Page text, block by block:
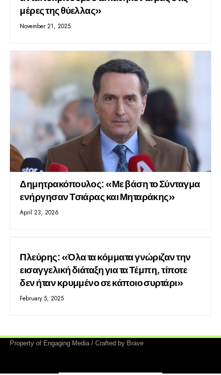
μέρες της θύελλας»
November 21, 2025
Δημητρακόπουλος: «Με βάση το Σύνταγμα
ενήργησαν Τσιάρας και Μηταράκης»
April 23, 2026
Πλεύρης: «Όλα τα κόμματα γνώριζαν την
εισαγγελική διάταξη για τα Τέμπη, τίποτε
δεν ήταν κρυμμένο σε κάποιο συρτάρι»
February 5, 2025
Property of Engaging Media / Crafted by Brave